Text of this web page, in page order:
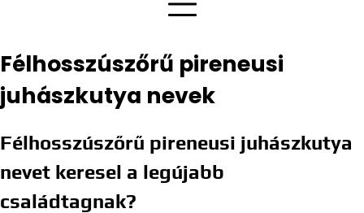
Félhosszúszőrű pireneusi
juhászkutya nevek
Félhosszúszőrű pireneusi juhászkutya
nevet keresel a legújabb
családtagnak?